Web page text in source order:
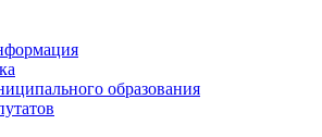
образования